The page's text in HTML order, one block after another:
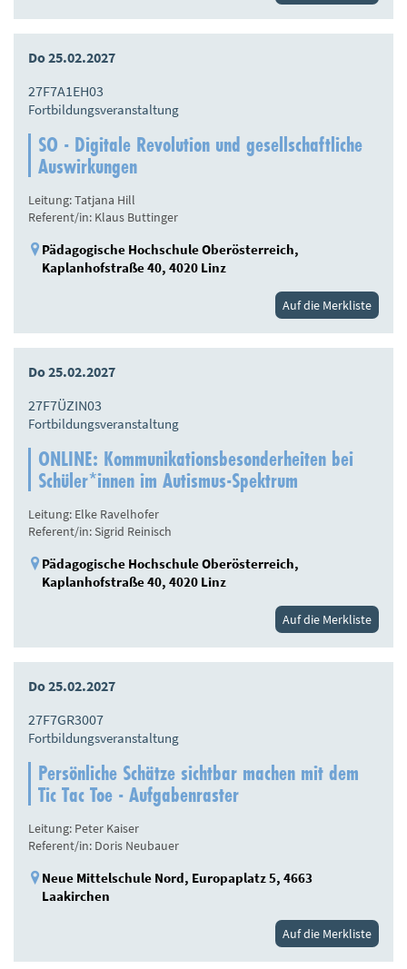
Do 25.02.2027
27F7A1EH03
Fortbildungsveranstaltung
SO - Digitale Revolution und gesellschaftliche
Auswirkungen
Leitung: Tatjana Hill
Referent/in: Klaus Buttinger
Pädagogische Hochschule Oberösterreich,
Kaplanhofstraße 40, 4020 Linz
Auf die Merkliste
Do 25.02.2027
27F7ÜZIN03
Fortbildungsveranstaltung
ONLINE: Kommunikationsbesonderheiten bei
Schüler*innen im Autismus-Spektrum
Leitung: Elke Ravelhofer
Referent/in: Sigrid Reinisch
Pädagogische Hochschule Oberösterreich,
Kaplanhofstraße 40, 4020 Linz
Auf die Merkliste
Do 25.02.2027
27F7GR3007
Fortbildungsveranstaltung
Persönliche Schätze sichtbar machen mit dem
Tic Tac Toe - Aufgabenraster
Leitung: Peter Kaiser
Referent/in: Doris Neubauer
Neue Mittelschule Nord, Europaplatz 5, 4663
Laakirchen
Auf die Merkliste